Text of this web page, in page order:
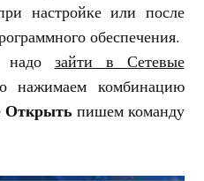
настройке или после
обеспечения.
надо зайти в Сетевые
нажимаем комбинацию
Открыть пишем команду